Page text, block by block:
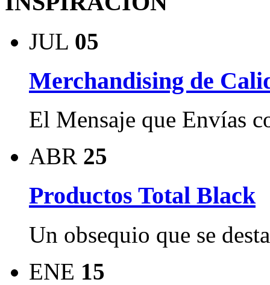
JUL 05
Merchandising de
El Mensaje que Envías
ABR 25
Productos Total Black
Un obsequio que se
ENE 15